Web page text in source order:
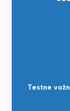
Testne